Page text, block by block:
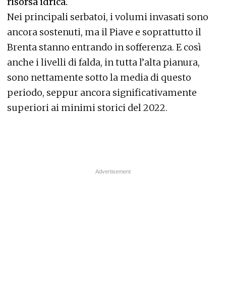
Nei principali serbatoi, i volumi invasati sono
ancora sostenuti, ma il Piave e soprattutto il
Brenta stanno entrando in sofferenza. E così
anche i livelli di falda, in tutta l’alta pianura,
sono nettamente sotto la media di questo
periodo, seppur ancora significativamente
superiori ai minimi storici del 2022.